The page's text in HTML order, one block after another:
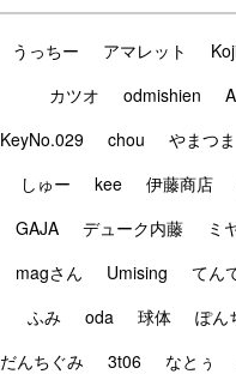
うっちー アマレット
カツオ
odmishien
KeyNo.029
chou やまつま
しゅー
kee 伊藤商店
GAJA
デューク内藤
ミ
magさん
Umising
てん
ふみ
oda 球体
ぽん
だんちぐみ
3t06 なとぅ